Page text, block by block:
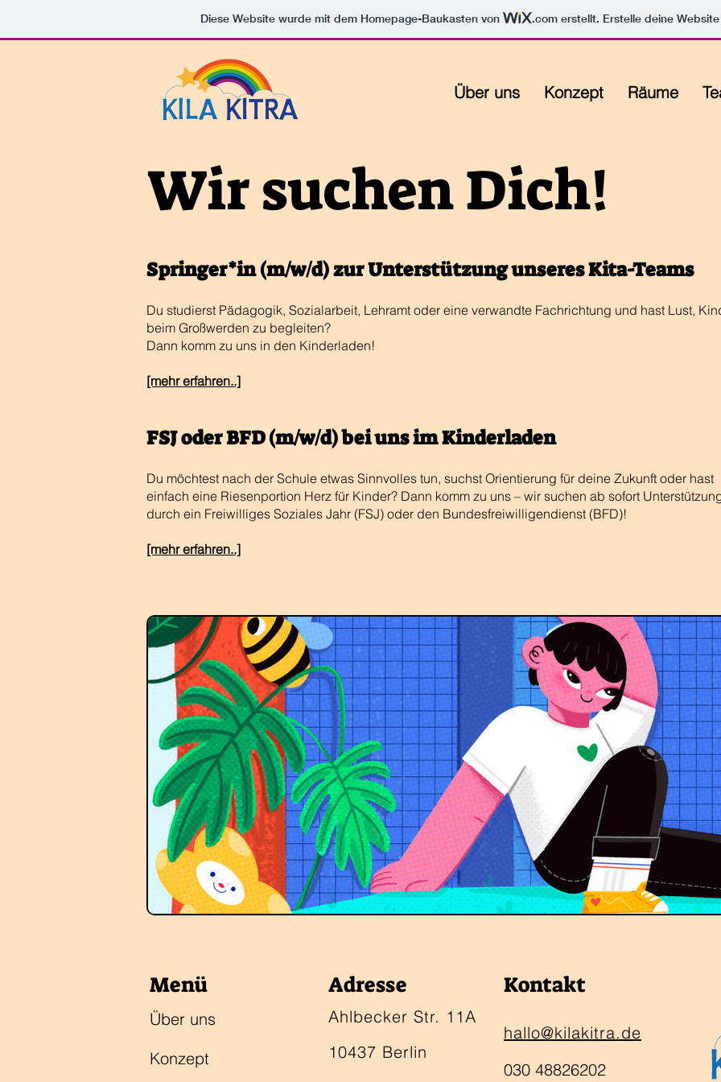
Diese Website wurde mit dem Homepage-Baukasten von .com erstellt. Erstelle deine
Über uns Konzept Räume
Wir suchen Dich!
Springer*in (m/w/d) zur Unterstützung unseres Kita-Teams
Du studierst Pädagogik, Sozialarbeit, Lehramt oder eine verwandte Fachrichtung und hast Lust,
beim Großwerden zu begleiten?
Dann komm zu uns in den Kinderladen!
​​[mehr erfahren..]
FSJ oder BFD (m/w/d) bei uns im Kinderladen
Du möchtest nach der Schule etwas Sinnvolles tun, suchst Orientierung für deine Zukunft oder hast
einfach eine Riesenportion Herz für Kinder? Dann komm zu uns – wir suchen ab sofort
durch ein Freiwilliges Soziales Jahr (FSJ) oder den Bundesfreiwilligendienst (BFD)!
​​[mehr erfahren..]
Menü
Über uns
Konzept
Adresse
Ahlbecker Str. 11A
10437 Berlin
Kontakt
hallo@kilakitra.de
030 48826202